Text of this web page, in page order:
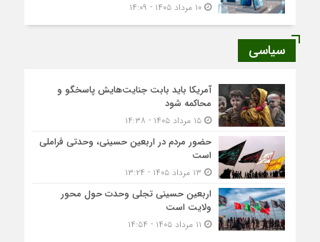
۱۰ مرداد ۱۴۰۵ - ۱۴:۰۹
سیاسی
آمریکا باید بابت جنایت‌هایش پاسخگو و
محاکمه شود
۱۵ مرداد ۱۴۰۵ - ۱۴:۳۸
حضور مردم در اربعین حسینی، وحدتی فراملی
است
اربعین حسینی تجلی وحدت حول محور
ولایت است